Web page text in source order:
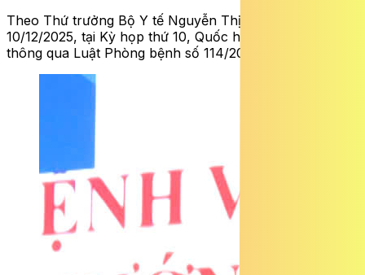
Theo Thứ trưởng Bộ Y tế Nguyễn Thị Liên Hương, ngày
10/12/2025, tại Kỳ họp thứ 10, Quốc hội khóa XV đã
thông qua Luật Phòng bệnh số 114/2025/QH15.